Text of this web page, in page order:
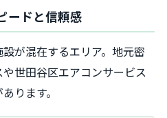
ードと信頼感
が混在するエリア。地元密
世田谷区エアコンサービス
ります。